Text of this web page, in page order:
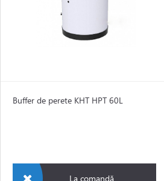
Buffer de perete KHT HPT 60L
La comandă